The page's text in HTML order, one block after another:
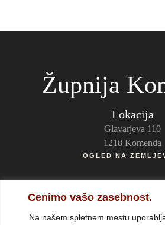
Cenimo vašo zasebnost.
Na našem spletnem mestu
Župnija
Lokacija
Glavarjeva 110
1218 Komenda
OGLED NA
Kontakti
Telefon: (01) 834